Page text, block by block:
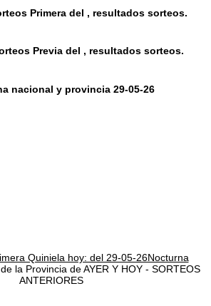
Primera del , resultados sorteos.
Previa del , resultados sorteos.
nacional y provincia 29-05-26
Quiniela hoy: del 29-05-26Nocturna
la Provincia de AYER Y HOY - SORTEOS
ANTERIORES